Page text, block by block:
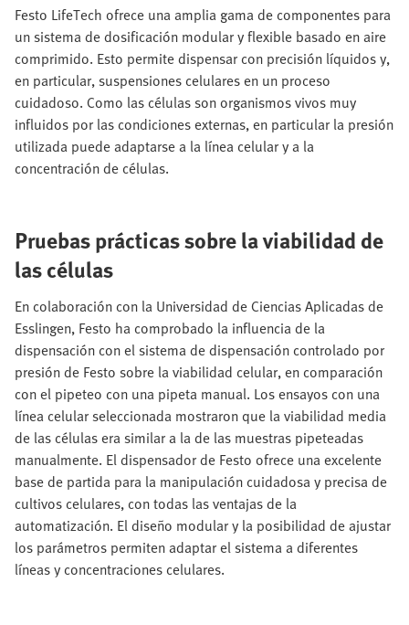
Festo LifeTech ofrece una amplia gama de componentes para
un sistema de dosificación modular y flexible basado en aire
comprimido. Esto permite dispensar con precisión líquidos y,
en particular, suspensiones celulares en un proceso
cuidadoso. Como las células son organismos vivos muy
influidos por las condiciones externas, en particular la presión
utilizada puede adaptarse a la línea celular y a la
concentración de células.
Pruebas prácticas sobre la viabilidad de
las células
En colaboración con la Universidad de Ciencias Aplicadas de
Esslingen, Festo ha comprobado la influencia de la
dispensación con el sistema de dispensación controlado por
presión de Festo sobre la viabilidad celular, en comparación
con el pipeteo con una pipeta manual. Los ensayos con una
línea celular seleccionada mostraron que la viabilidad media
de las células era similar a la de las muestras pipeteadas
manualmente. El dispensador de Festo ofrece una excelente
base de partida para la manipulación cuidadosa y precisa de
cultivos celulares, con todas las ventajas de la
automatización. El diseño modular y la posibilidad de ajustar
los parámetros permiten adaptar el sistema a diferentes
líneas y concentraciones celulares.